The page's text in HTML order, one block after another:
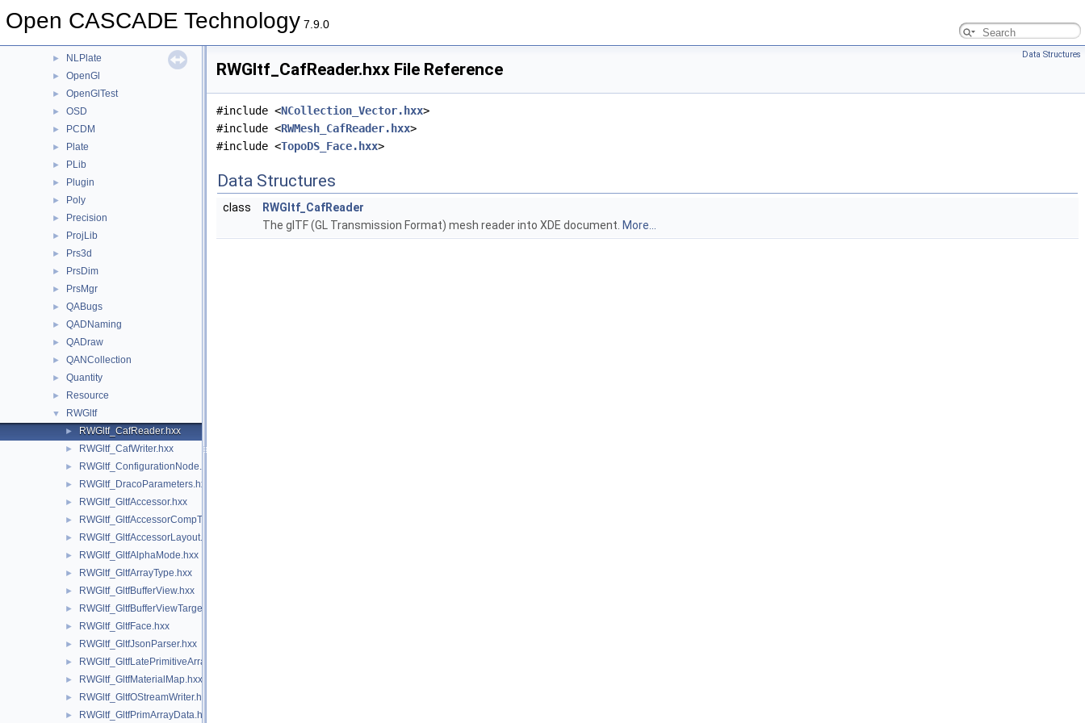
Open CASCADE Technology 7.9.0
► MoniTool
► NLPlate
► OpenGl
► OpenGlTest
► OSD
► PCDM
► Plate
► PLib
► Plugin
► Poly
► Precision
► ProjLib
► Prs3d
► PrsDim
► PrsMgr
► QABugs
► QADNaming
► QADraw
► QANCollection
► Quantity
► Resource
▼ RWGltf
► RWGltf_CafReader.hxx
► RWGltf_CafWriter.hxx
► RWGltf_ConfigurationNode.hxx
► RWGltf_DracoParameters.hxx
► RWGltf_GltfAccessor.hxx
► RWGltf_GltfAccessorCompType.hxx
► RWGltf_GltfAccessorLayout.hxx
► RWGltf_GltfAlphaMode.hxx
► RWGltf_GltfArrayType.hxx
► RWGltf_GltfBufferView.hxx
► RWGltf_GltfBufferViewTarget.hxx
► RWGltf_GltfFace.hxx
► RWGltf_GltfJsonParser.hxx
► RWGltf_GltfLatePrimitiveArray.hxx
► RWGltf_GltfMaterialMap.hxx
► RWGltf_GltfOStreamWriter.hxx
► RWGltf_GltfPrimArrayData.hxx
Data Structures
RWGltf_CafReader.hxx File Reference
#include <NCollection_Vector.hxx>
#include <RWMesh_CafReader.hxx>
#include <TopoDS_Face.hxx>
Data Structures
class
RWGltf_CafReader
The glTF (GL Transmission Format) mesh reader into XDE document. More...